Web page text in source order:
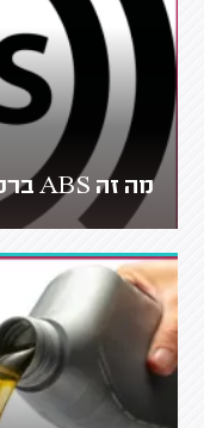
מה זה ABS ברכב?